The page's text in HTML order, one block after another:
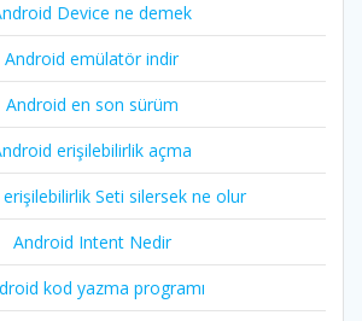
Device ne demek
Android emülatör indir
Android en son sürüm
erişilebilirlik açma
Seti silersek ne olur
Android Intent Nedir
kod yazma programı